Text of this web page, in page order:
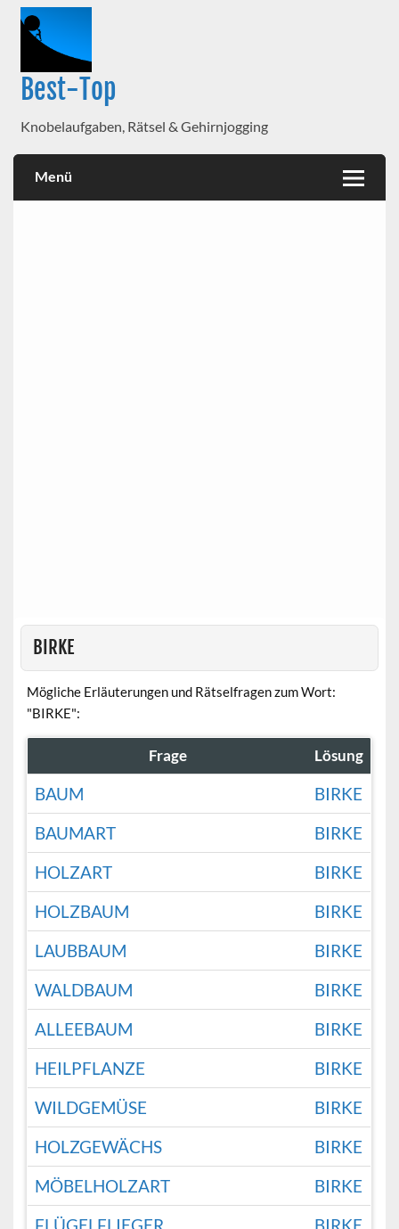
Best-Top
Knobelaufgaben, Rätsel & Gehirnjogging
Menü
BIRKE
Mögliche Erläuterungen und Rätselfragen zum Wort:
"BIRKE":
Frage Lösung
BAUM
BIRKE
BAUMART
BIRKE
HOLZART
BIRKE
HOLZBAUM
BIRKE
LAUBBAUM
BIRKE
WALDBAUM
BIRKE
ALLEEBAUM
BIRKE
HEILPFLANZE
BIRKE
WILDGEMÜSE
BIRKE
HOLZGEWÄCHS
BIRKE
MÖBELHOLZART
BIRKE